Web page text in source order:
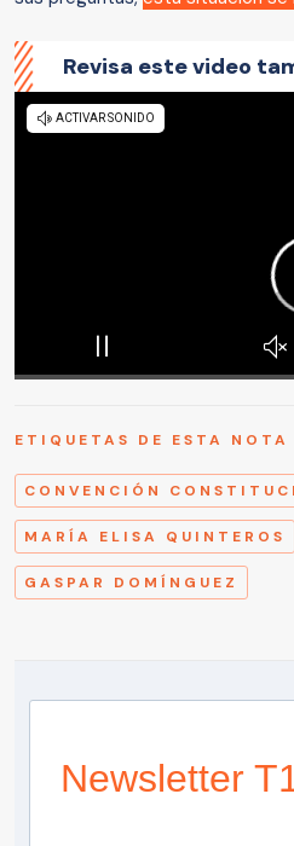
Revisa este video
ETIQUETAS DE ESTA NOTA
CONVENCIÓN
MARÍA ELISA QUINTEROS
GASPAR DOMÍNGUEZ
Newsletter